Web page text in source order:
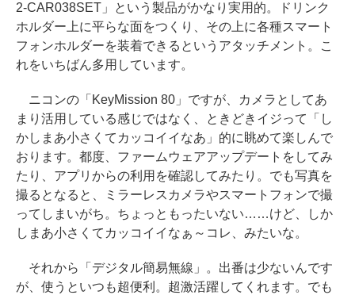
2-CAR038SET」という製品がかなり実用的。ドリンク
ホルダー上に平らな面をつくり、その上に各種スマート
フォンホルダーを装着できるというアタッチメント。こ
れをいちばん多用しています。
ニコンの「KeyMission 80」ですが、カメラとしてあ
まり活用している感じではなく、ときどきイジって「し
かしまあ小さくてカッコイイなあ」的に眺めて楽しんで
おります。都度、ファームウェアアップデートをしてみ
たり、アプリからの利用を確認してみたり。でも写真を
撮るとなると、ミラーレスカメラやスマートフォンで撮
ってしまいがち。ちょっともったいない……けど、しか
しまあ小さくてカッコイイなぁ～コレ、みたいな。
それから「デジタル簡易無線」。出番は少ないんです
が、使うといつも超便利。超激活躍してくれます。でも